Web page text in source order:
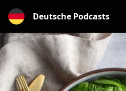
Deutsche Podcasts